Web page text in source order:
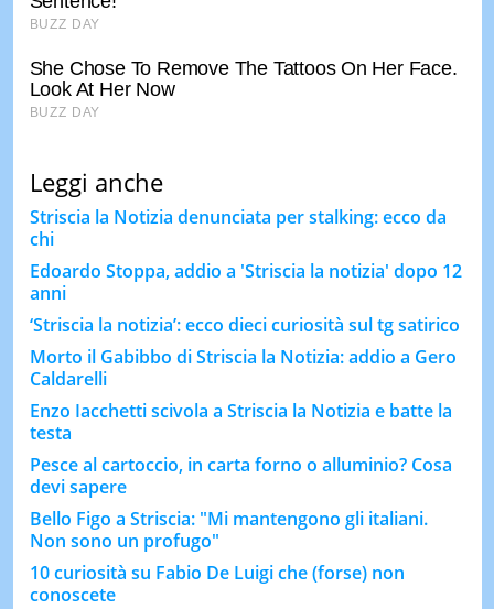
Leggi anche
Striscia la Notizia denunciata per stalking: ecco da
chi
Edoardo Stoppa, addio a 'Striscia la notizia' dopo 12
anni
‘Striscia la notizia’: ecco dieci curiosità sul tg satirico
Morto il Gabibbo di Striscia la Notizia: addio a Gero
Caldarelli
Enzo Iacchetti scivola a Striscia la Notizia e batte la
testa
Pesce al cartoccio, in carta forno o alluminio? Cosa
devi sapere
Bello Figo a Striscia: "Mi mantengono gli italiani.
Non sono un profugo"
10 curiosità su Fabio De Luigi che (forse) non
conoscete